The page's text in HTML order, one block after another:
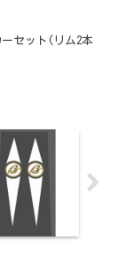
ーセット(リム2本